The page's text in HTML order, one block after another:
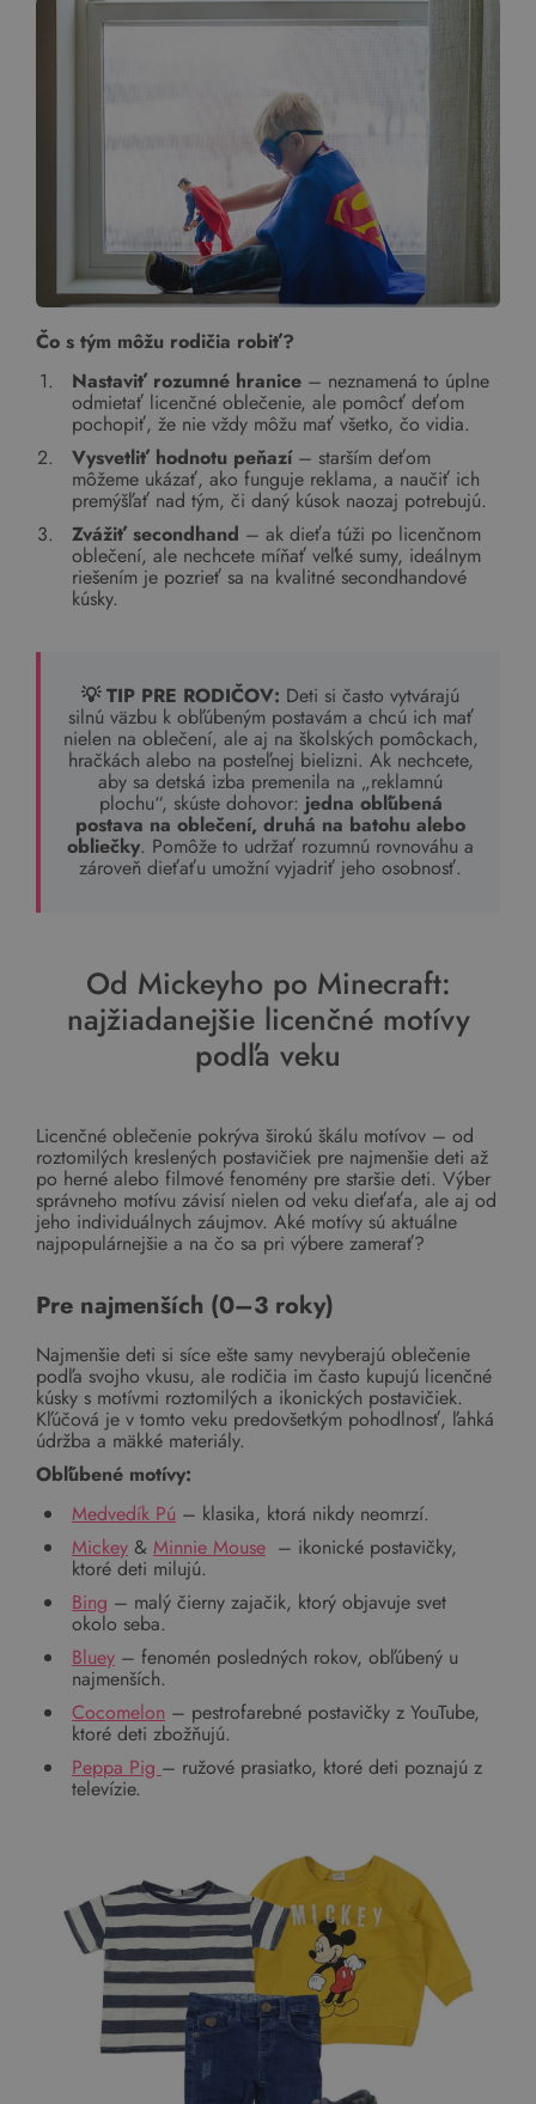
Čo s tým môžu rodičia robiť?
Nastaviť rozumné hranice – neznamená to úplne
odmietať licenčné oblečenie, ale pomôcť deťom
pochopiť, že nie vždy môžu mať všetko, čo vidia.
Vysvetliť hodnotu peňazí– starším deťom
môžeme ukázať, ako funguje reklama, a naučiť ich
premýšľať nad tým, či daný kúsok naozaj potrebujú.
Zvážiť secondhand – ak dieťa túži po licenčnom
oblečení, ale nechcete míňať veľké sumy, ideálnym
riešením je pozrieť sa na kvalitné secondhandové
kúsky.
💡 TIP PRE RODIČOV: Deti si často vytvárajú
silnú väzbu k obľúbeným postavám a chcú ich mať
nielen na oblečení, ale aj na školských pomôckach,
hračkách alebo na posteľnej bielizni. Ak nechcete,
aby sa detská izba premenila na „reklamnú
plochu“, skúste dohovor: jedna obľúbená
postava na oblečení, druhá na batohu alebo
obliečky. Pomôže to udržať rozumnú rovnováhu a
zároveň dieťaťu umožní vyjadriť jeho osobnosť.
Od Mickeyho po Minecraft:
najžiadanejšie licenčné motívy
podľa veku
Licenčné oblečenie pokrýva širokú škálu motívov – od
roztomilých kreslených postavičiek pre najmenšie deti až
po herné alebo filmové fenomény pre staršie deti. Výber
správneho motívu závisí nielen od veku dieťaťa, ale aj od
jeho individuálnych záujmov. Aké motívy sú aktuálne
najpopulárnejšie a na čo sa pri výbere zamerať?
Pre najmenších (0–3 roky)
Najmenšie deti si síce ešte samy nevyberajú oblečenie
podľa svojho vkusu, ale rodičia im často kupujú licenčné
kúsky s motívmi roztomilých a ikonických postavičiek.
Kľúčová je v tomto veku predovšetkým pohodlnosť, ľahká
údržba a mäkké materiály.
Obľúbené motívy:
Medvedík Pú – klasika, ktorá nikdy neomrzí.
Mickey & Minnie Mouse – ikonické postavičky,
ktoré deti milujú.
Bing – malý čierny zajačik, ktorý objavuje svet
okolo seba.
Bluey – fenomén posledných rokov, obľúbený u
najmenších.
Cocomelon – pestrofarebné postavičky z YouTube,
ktoré deti zbožňujú.
Peppa Pig – ružové prasiatko, ktoré deti poznajú z
televízie.